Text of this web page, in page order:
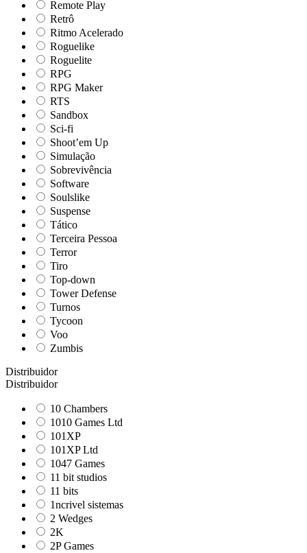
Remote Play
Retrô
Ritmo Acelerado
Roguelike
Roguelite
RPG
RPG Maker
RTS
Sandbox
Sci-fi
Shoot’em Up
Simulação
Sobrevivência
Software
Soulslike
Suspense
Tático
Terceira Pessoa
Terror
Tiro
Top-down
Tower Defense
Turnos
Tycoon
Voo
Zumbis
Distribuidor
Distribuidor
10 Chambers
1010 Games Ltd
101XP
101XP Ltd
1047 Games
11 bit studios
11 bits
1ncrivel sistemas
2 Wedges
2K
2P Games